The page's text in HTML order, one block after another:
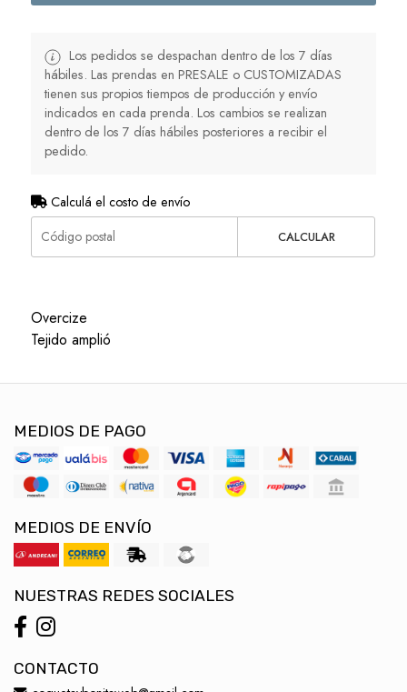
Los pedidos se despachan dentro de los 7 días
hábiles. Las prendas en PRESALE o CUSTOMIZADAS
tienen sus propios tiempos de producción y envío
indicados en cada prenda. Los cambios se realizan
dentro de los 7 días hábiles posteriores a recibir el
pedido.
Calculá el costo de envío
CALCULAR
Overcize
Tejido amplió
MEDIOS DE PAGO
MEDIOS DE ENVÍO
NUESTRAS REDES SOCIALES
CONTACTO